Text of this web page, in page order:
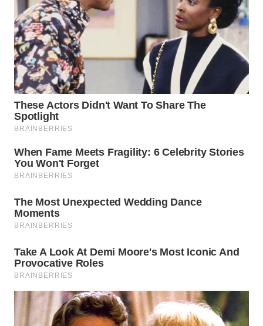
WN
TAPANULI
UTARA
WN
SAMOSIR
WN
PADANG
LAWAS
WN
SUMEDANG
WN
CIANJUR
WN
KEPULAUAN
SERIBU
WN
TANGERANG